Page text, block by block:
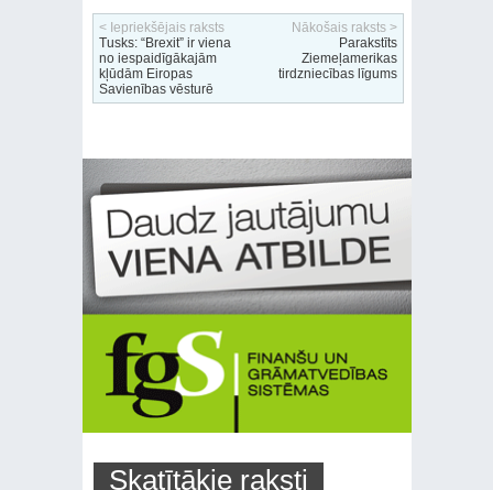
< Iepriekšējais raksts
Tusks: “Brexit” ir viena
no iespaidīgākajām
kļūdām Eiropas
Savienības vēsturē
Nākošais raksts >
Parakstīts
Ziemeļamerikas
tirdzniecības līgums
Skatītākie raksti